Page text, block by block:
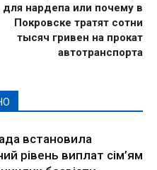
для нардепа или почему в
Покровске тратят сотни
тысяч гривен на прокат
автотранспорта
встановила
рівень виплат сім’ям